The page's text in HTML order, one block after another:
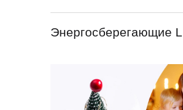
Энергосберегающие